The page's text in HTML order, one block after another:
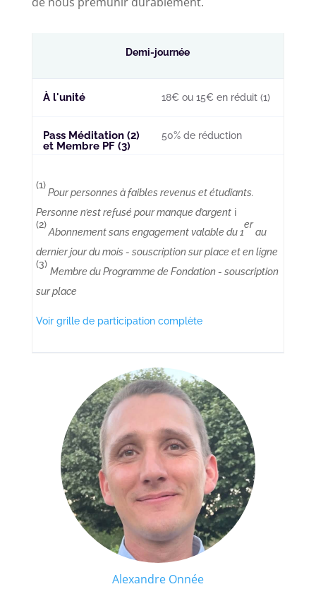
Demi-journée
À l'unité 18€ ou 15€ en réduit (1)
Pass Méditation (2)
et Membre PF (3)
50% de réduction
(1)
Pour personnes à faibles revenus et étudiants.
Personne n’est refusé pour manque d’argentℹ️
(2)
Abonnement sans engagement valable du 1
er
au
dernier jour du mois - souscription sur place et en ligne
(3)
Membre du Programme de Fondation - souscription
sur place
Voir grille de participation complète
Alexandre Onnée